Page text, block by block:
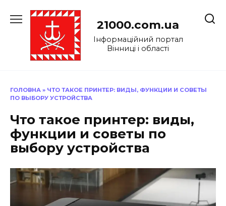
до
21000.com.ua
Інформаційний портал
Вінниці і області
ГОЛОВНА » ЧТО ТАКОЕ ПРИНТЕР: ВИДЫ, ФУНКЦИИ И СОВЕТЫ
ПО ВЫБОРУ УСТРОЙСТВА
Что такое принтер: виды,
функции и советы по
выбору устройства